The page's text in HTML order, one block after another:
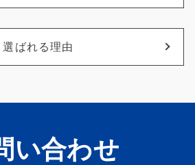
選ばれる理由
い合わせ